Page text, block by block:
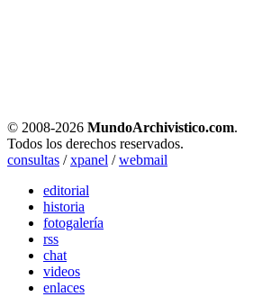
© 2008-2026 MundoArchivistico.com.
Todos los derechos reservados.
consultas /xpanel /webmail
editorial
historia
fotogalería
rss
chat
videos
enlaces